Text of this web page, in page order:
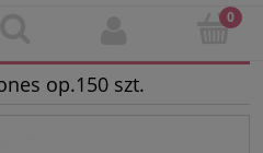
op.150 szt.